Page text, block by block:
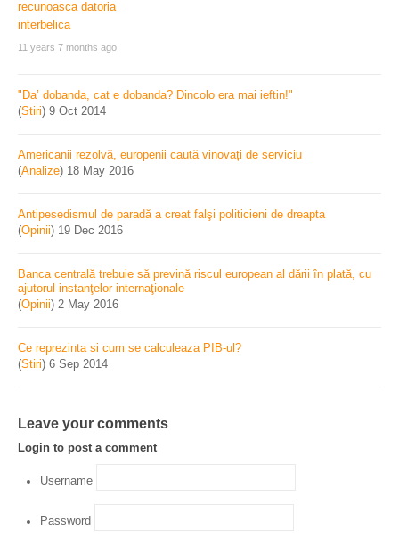
11 years 7 months ago
"Da’ dobanda, cat e dobanda? Dincolo era mai ieftin!"
(Stiri) 9 Oct 2014
Americanii rezolvă, europenii caută vinovați de serviciu
(Analize) 18 May 2016
Antipesedismul de paradă a creat falşi politicieni de dreapta
(Opinii) 19 Dec 2016
Banca centrală trebuie să prevină riscul european al dării în plată, cu
ajutorul instanţelor internaţionale
(Opinii) 2 May 2016
Ce reprezinta si cum se calculeaza PIB-ul?
(Stiri) 6 Sep 2014
Leave your comments
Login to post a comment
Username
Password